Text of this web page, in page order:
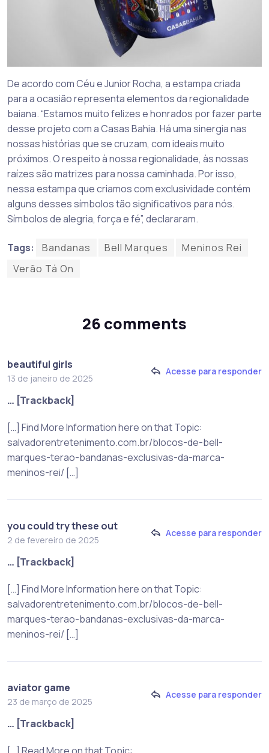
De acordo com Céu e Junior Rocha, a estampa criada
para a ocasião representa elementos da regionalidade
baiana. “Estamos muito felizes e honrados por fazer parte
desse projeto com a Casas Bahia. Há uma sinergia nas
nossas histórias que se cruzam, com ideais muito
próximos. O respeito à nossa regionalidade, às nossas
raízes são matrizes para nossa caminhada. Por isso,
nessa estampa que criamos com exclusividade contém
alguns desses símbolos tão significativos para nós.
Símbolos de alegria, força e fé”, declararam.
Tags: Bandanas Bell Marques
Meninos Rei
Verão Tá On
26 comments
beautiful girls
13 de janeiro de 2025
Acesse para responder
… [Trackback]
[…] Find More Information here on that Topic:
salvadorentretenimento.com.br/blocos-de-bell-
marques-terao-bandanas-exclusivas-da-marca-
meninos-rei/ […]
you could try these out
2 de fevereiro de 2025
Acesse para responder
… [Trackback]
[…] Find More Information here on that Topic:
salvadorentretenimento.com.br/blocos-de-bell-
marques-terao-bandanas-exclusivas-da-marca-
meninos-rei/ […]
aviator game
23 de março de 2025
Acesse para responder
… [Trackback]